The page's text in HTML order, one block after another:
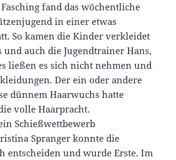
fand das wöchentliche
in einer etwas
So kamen die Kinder verkleidet
und auch die Jugendtrainer Hans,
ließen es sich nicht nehmen und
Der ein oder andere
dünnem Haarwuchs hatte
volle Haarpracht.
Schießwettbewerb
Spranger konnte die
entscheiden und wurde Erste. Im